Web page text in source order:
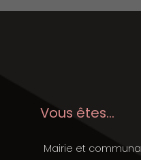
Vous êtes...
Mairie et